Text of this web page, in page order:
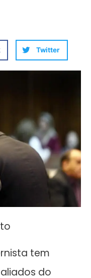
Twitter
tem
do